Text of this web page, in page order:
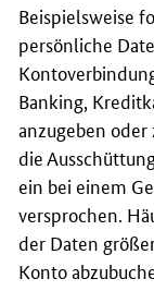
Beispielsweise
persönliche
Banking,
anzugeben
die
ein bei einem
versprochen.
der Daten
Konto